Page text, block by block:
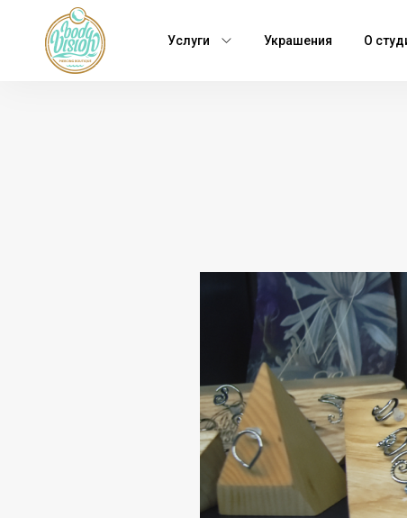
Услуги Украшения О